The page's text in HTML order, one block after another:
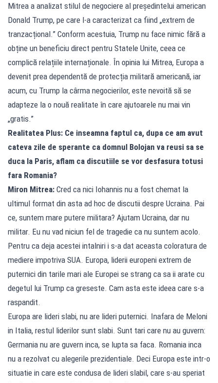
Mitrea a analizat stilul de negociere al președintelui american
Donald Trump, pe care l-a caracterizat ca fiind „extrem de
tranzacțional.” Conform acestuia, Trump nu face nimic fără a
obține un beneficiu direct pentru Statele Unite, ceea ce
complică relațiile internaționale. În opinia lui Mitrea, Europa a
devenit prea dependentă de protecția militară americană, iar
acum, cu Trump la cârma negocierilor, este nevoită să se
adapteze la o nouă realitate în care ajutoarele nu mai vin
„gratis.”
Realitatea Plus: Ce inseamna faptul ca, dupa ce am avut
cateva zile de sperante ca domnul Bolojan va reusi sa se
duca la Paris, aflam ca discutiile se vor desfasura totusi
fara Romania?
Miron Mitrea: Cred ca nici Iohannis nu a fost chemat la
ultimul format din asta ad hoc de discutii despre Ucraina. Pai
ce, suntem mare putere militara? Ajutam Ucraina, dar nu
militar. Eu nu vad niciun fel de tragedie ca nu suntem acolo.
Pentru ca deja acestei intalniri i s-a dat aceasta coloratura de
mediere impotriva SUA. Europa, liderii europeni extrem de
puternici din tarile mari ale Europei se strang ca sa ii arate cu
degetul lui Trump ca greseste. Cam asta este ideea care s-a
raspandit.
Europa are lideri slabi, nu are lideri puternici. Inafara de Meloni
in Italia, restul liderilor sunt slabi. Sunt tari care nu au guvern:
Germania nu are guvern inca, se lupta sa faca. Romania inca
nu a rezolvat cu alegerile prezidentiale. Deci Europa este intr-o
situatie in care este condusa de lideri slabil, care s-au speriat